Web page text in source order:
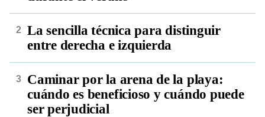
La sencilla técnica para distinguir
entre derecha e izquierda
Caminar por la arena de la playa:
cuándo es beneficioso y cuándo puede
ser perjudicial